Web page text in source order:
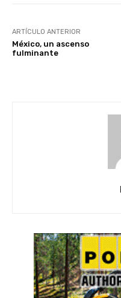
ARTÍCULO ANTERIOR
México, un ascenso
fulminante